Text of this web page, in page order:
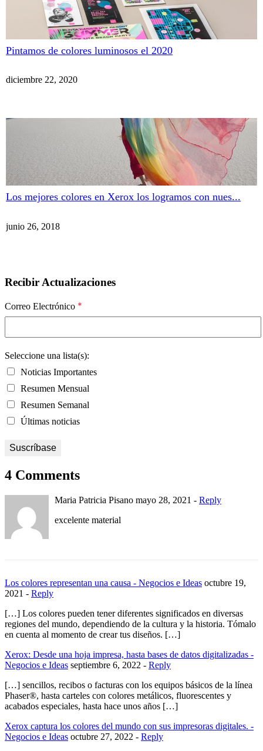
Pintamos de colores luminosos el 2020
diciembre 22, 2020
Los mejores colores en Xerox los logramos con nues...
junio 26, 2018
Recibir Actualizaciones
Correo Electrónico *
Seleccione una lista(s):
Noticias Importantes
Resumen Mensual
Resumen Semanal
Últimas noticias
4 Comments
Maria Patricia Pisano mayo 28, 2021 - Reply
excelente material
Los colores representan una causa - Negocios e Ideas octubre 19,
2021 - Reply
[…] Los colores pueden tener diferentes significados en diversas
regiones del mundo, dependiendo de la cultura y la historia. Tómalo
en cuenta al momento de crear tus diseños. […]
Xerox: Desde una hoja impresa, hasta bases de datos digitalizadas -
Negocios e Ideas septiembre 6, 2022 - Reply
[…] sencillos, recibos o facturas con los equipos básicos de la línea
Phaser®, hasta carteles con colores metálicos, fluorescentes y
acabados especiales, hasta hace unos años […]
Xerox captura los colores del mundo con sus impresoras digitales. -
Negocios e Ideas octubre 27, 2022 - Reply